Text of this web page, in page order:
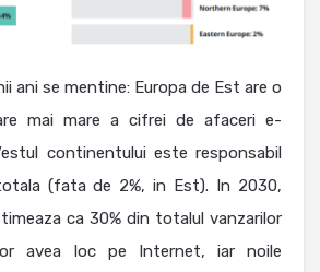
ani se mentine: Europa de Est are o
mai mare a cifrei de afaceri e-
continentului este responsabil
(fata de 2%, in Est). In 2030,
ca 30% din totalul vanzarilor
avea loc pe Internet, iar noile